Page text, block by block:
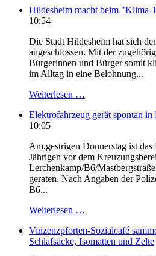
Hildesheim macht beim "Klima-
10:54
Die Stadt Hildesheim hat sich
angeschlossen. Mit der
Bürgerinnen und Bürger somit
im Alltag in eine Belohnung...
Weiterlesen …
Elektrofahrzeug gerät spontan in
10:05
Am.gestrigen Donnerstag ist
Jährigen vor dem
Lerchenkamp/B6/
geraten. Nach Angaben der
B6...
Weiterlesen …
Vinzenzpforten-Sozialcafé
Schlafsäcke, Isomatten und Zelte